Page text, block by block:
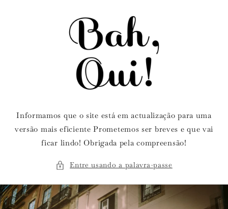
Informamos que o site está em actualização para uma
versão mais eficiente Prometemos ser breves e que vai
ficar lindo! Obrigada pela compreensão!
Entre usando a palavra-passe